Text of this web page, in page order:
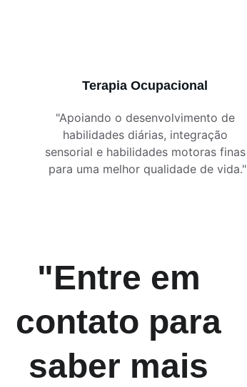
"Apoiando o desenvolvimento de
habilidades diárias, integração
sensorial e habilidades motoras finas
para uma melhor qualidade de vida."
Terapia Ocupacional
"Entre em
contato para
saber mais